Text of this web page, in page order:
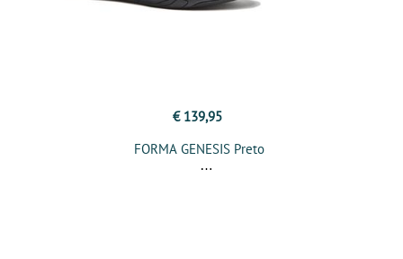
€ 139,95
FORMA GENESIS Preto